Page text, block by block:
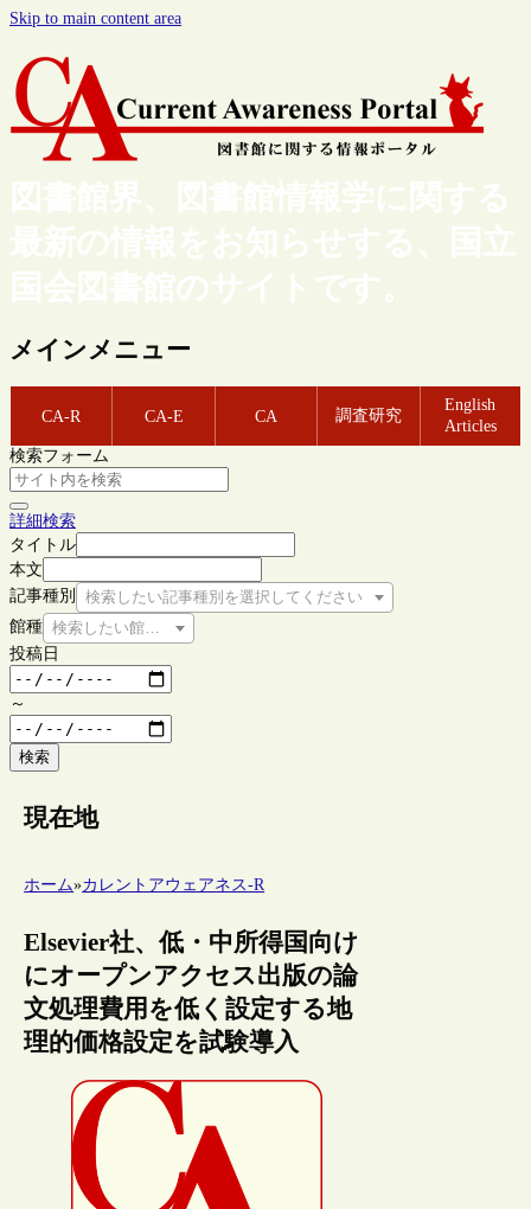
Skip to main content area
図書館界、図書館情報学に関する
最新の情報をお知らせする、国立
国会図書館のサイトです。
メインメニュー
CA-R CA-E CA 調査研究
English
Articles
検索フォーム
詳細検索
タイトル
本文
記事種別
検索したい記事種別を選択してください
館種 検索したい館種を選択してください
投稿日
～
検索
現在地
ホーム»カレントアウェアネス-R
Elsevier社、低・中所得国向け
にオープンアクセス出版の論
文処理費用を低く設定する地
理的価格設定を試験導入